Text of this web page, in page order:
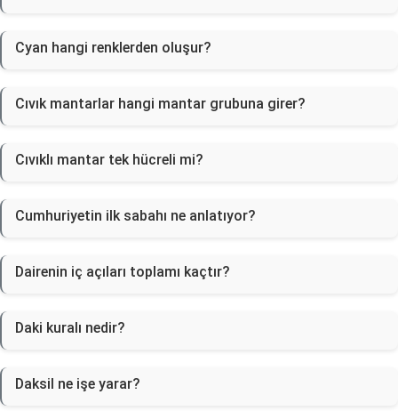
Cyan hangi renklerden oluşur?
Cıvık mantarlar hangi mantar grubuna girer?
Cıvıklı mantar tek hücreli mi?
Cumhuriyetin ilk sabahı ne anlatıyor?
Dairenin iç açıları toplamı kaçtır?
Daki kuralı nedir?
Daksil ne işe yarar?